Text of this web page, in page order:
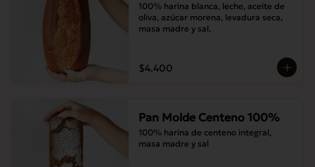
100% harina blanca, leche, aceite de
oliva, azúcar morena, levadura seca,
masa madre y sal.
$4.400
Pan Molde Centeno 100%
100% harina de centeno integral,
masa madre y sal